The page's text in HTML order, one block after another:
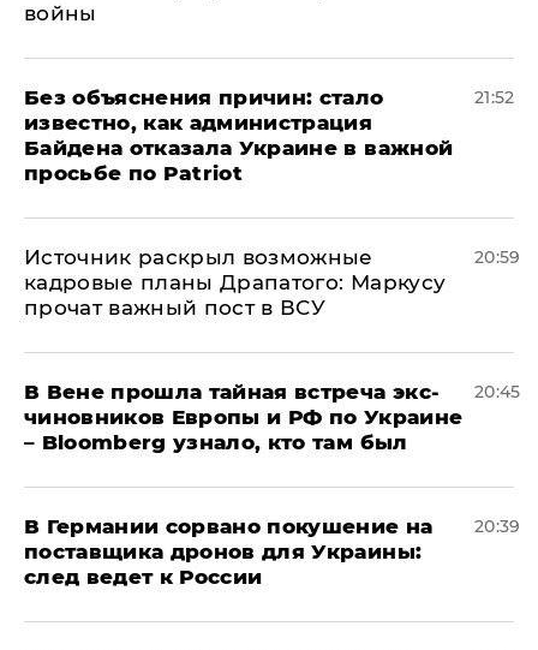
войны
Без объяснения причин: стало
известно, как администрация
Байдена отказала Украине в важной
просьбе по Patriot
21:52
​Источник раскрыл возможные
кадровые планы Драпатого: Маркусу
прочат важный пост в ВСУ
20:59
В Вене прошла тайная встреча экс-
чиновников Европы и РФ по Украине
– Bloomberg узнало, кто там был
20:45
​В Германии сорвано покушение на
поставщика дронов для Украины:
след ведет к России
20:39